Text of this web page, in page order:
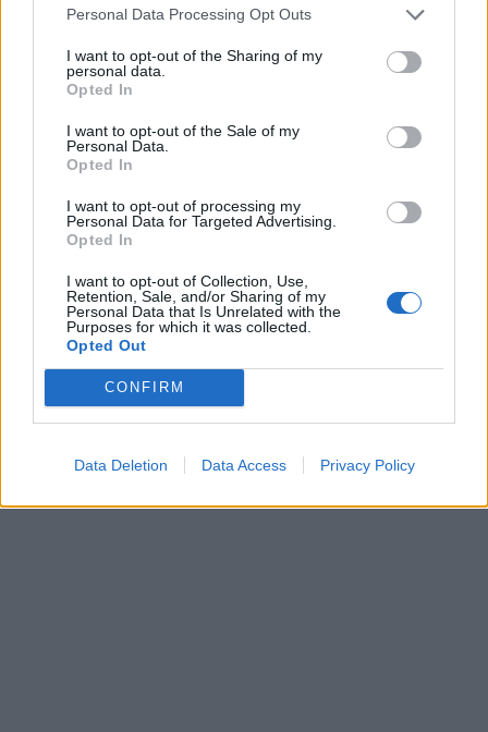
Personal Data Processing Opt Outs
I want to opt-out of the Sharing of my
personal data.
Opted In
I want to opt-out of the Sale of my
Personal Data.
Opted In
I want to opt-out of processing my
Personal Data for Targeted Advertising.
Opted In
I want to opt-out of Collection, Use,
Retention, Sale, and/or Sharing of my
Personal Data that Is Unrelated with the
Purposes for which it was collected.
Opted Out
CONFIRM
Data Deletion Data Access Privacy Policy